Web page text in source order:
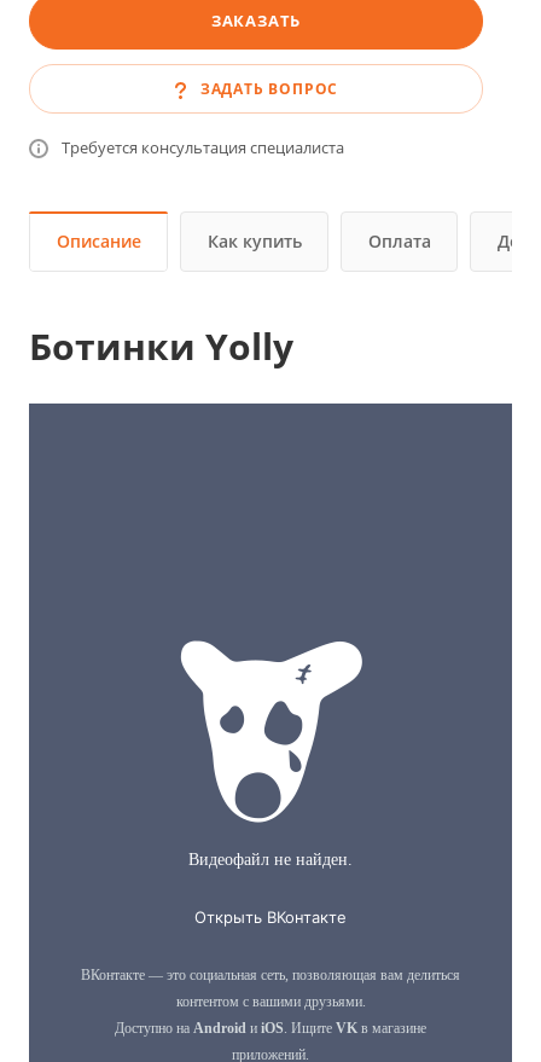
ЗАКАЗАТЬ
ЗАДАТЬ ВОПРОС
Требуется консультация специалиста
Описание Как купить Оплата
Ботинки Yolly